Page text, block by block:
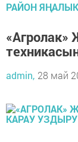
РАЙОН
admin, 28 май